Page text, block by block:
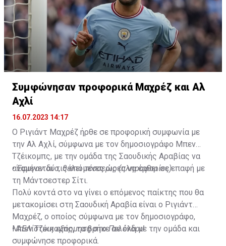
Συμφώνησαν προφορικά Μαχρέζ και Αλ
Αχλί
16.07.2023 14:17
Ο Ριγιάντ Μαχρέζ ήρθε σε προφορική συμφωνία με
την Αλ Αχλί, σύμφωνα με τον δημοσιογράφο Μπεν
Τζέικομπς, με την ομάδα της Σαουδικής Αραβίας να
αναμένεται τις επόμενες ώρες να έρθει σε επαφή με
τη Μάντσεστερ Σίτι.
•Έφυγαν δύο, θέλει τέσσερις (πληροφορίες)
Πολύ κοντά στο να γίνει ο επόμενος παίκτης που θα
μετακομίσει στη Σαουδική Αραβία είναι ο Ριγιάντ
Μαχρέζ, ο οποίος σύμφωνα με τον δημοσιογράφο,
Μπεν Τζέικομπς, τα βρήκε σε όλα με την ομάδα και
συμφώνησε προφορικά.
•ΑΕΛίστικη εξόρμηση στο Πελένδρι!